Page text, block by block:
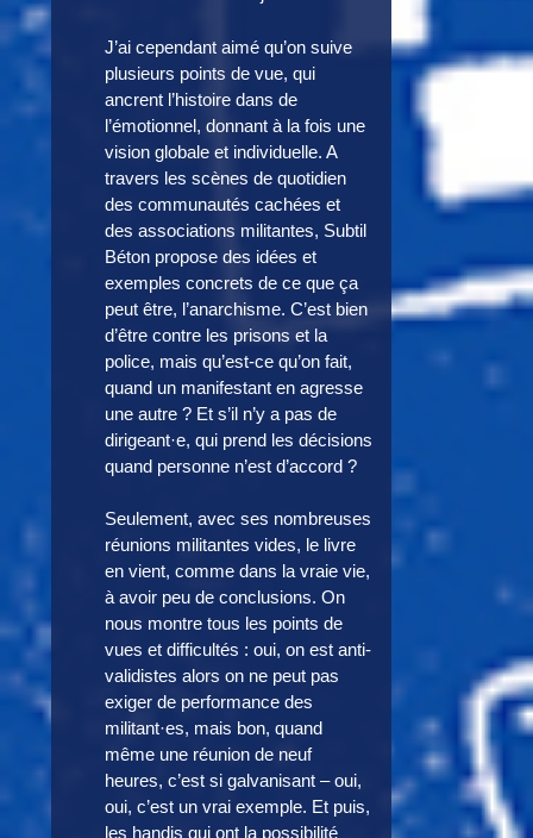
J’ai cependant aimé qu’on suive
plusieurs points de vue, qui
ancrent l’histoire dans de
l’émotionnel, donnant à la fois une
vision globale et individuelle. A
travers les scènes de quotidien
des communautés cachées et
des associations militantes, Subtil
Béton propose des idées et
exemples concrets de ce que ça
peut être, l’anarchisme. C’est bien
d’être contre les prisons et la
police, mais qu’est-ce qu’on fait,
quand un manifestant en agresse
une autre ? Et s’il n’y a pas de
dirigeant·e, qui prend les décisions
quand personne n’est d’accord ?
Seulement, avec ses nombreuses
réunions militantes vides, le livre
en vient, comme dans la vraie vie,
à avoir peu de conclusions. On
nous montre tous les points de
vues et difficultés : oui, on est anti-
validistes alors on ne peut pas
exiger de performance des
militant·es, mais bon, quand
même une réunion de neuf
heures, c’est si galvanisant – oui,
oui, c’est un vrai exemple. Et puis,
les handis qui ont la possibilité